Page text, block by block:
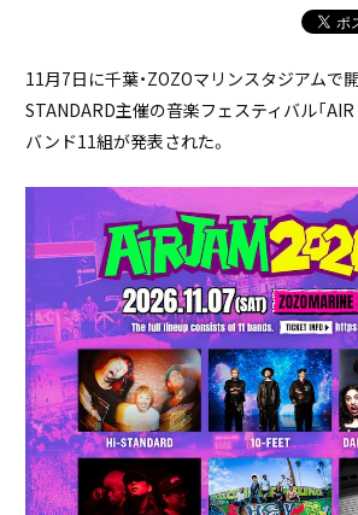
11月7日に千葉・ZOZOマリンスタジアムで
STANDARD主催の音楽フェスティバル「
バンド11組が発表された。